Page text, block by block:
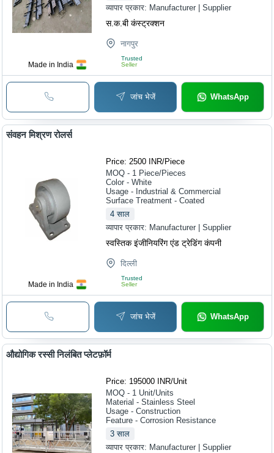
Made in India
व्यापार प्रकार: Manufacturer | Supplier
स.क.बी कंस्ट्रक्शन
नागपुर
Trusted
Seller
जांच भेजें WhatsApp
Made in India
संवहन मिश्रण रोलर्स
Price: 2500 INR/Piece
MOQ - 1 Piece/Pieces
Color - White
Usage - Industrial & Commercial
Surface Treatment - Coated
4 साल
व्यापार प्रकार: Manufacturer | Supplier
स्वस्तिक इंजीनियरिंग एंड ट्रेडिंग कंपनी
दिल्ली
Trusted
Seller
जांच भेजें WhatsApp
औद्योगिक रस्सी निलंबित प्लेटफ़ॉर्म
Price: 195000 INR/Unit
MOQ - 1 Unit/Units
Material - Stainless Steel
Usage - Construction
Feature - Corrosion Resistance
3 साल
व्यापार प्रकार: Manufacturer | Supplier